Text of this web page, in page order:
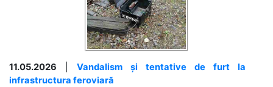
11.05.2026
Vandalism și tentative de furt la
infrastructura feroviară